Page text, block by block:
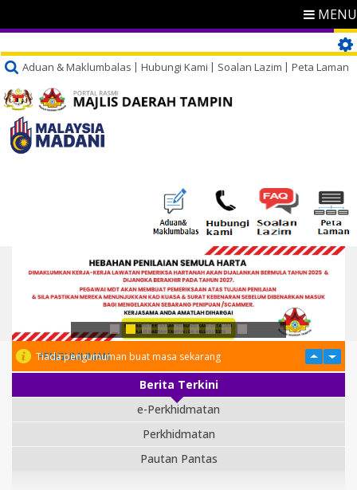
MENU
Aduan & Maklumbalas Hubungi Kami Soalan Lazim Peta Laman
PENGUMUMAN
Tiada pengumuman buat masa sekarang
Berita Terkini
e-Perkhidmatan
Perkhidmatan
Pautan Pantas